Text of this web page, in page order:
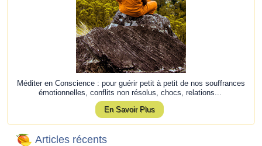
Méditer en Conscience : pour guérir petit à petit de nos souffrances
émotionnelles, conflits non résolus, chocs, relations...
En Savoir Plus
Articles récents